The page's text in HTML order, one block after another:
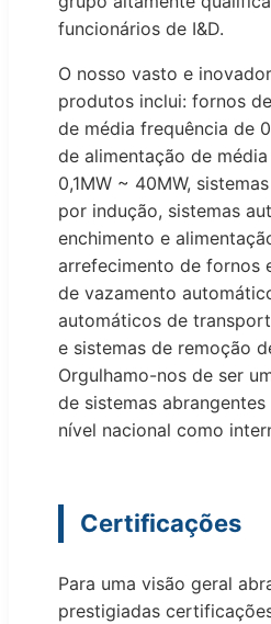
funcionários de I&D.
O nosso vasto e
produtos inclui: fornos
de média frequência de
de alimentação de
0,1MW ~ 40MW,
por indução, sistemas
enchimento e
arrefecimento de fornos
de vazamento
automáticos de
e sistemas de remoção
Orgulhamo-nos de ser
de sistemas
nível nacional como
Certificações
Para uma visão geral
prestigiadas